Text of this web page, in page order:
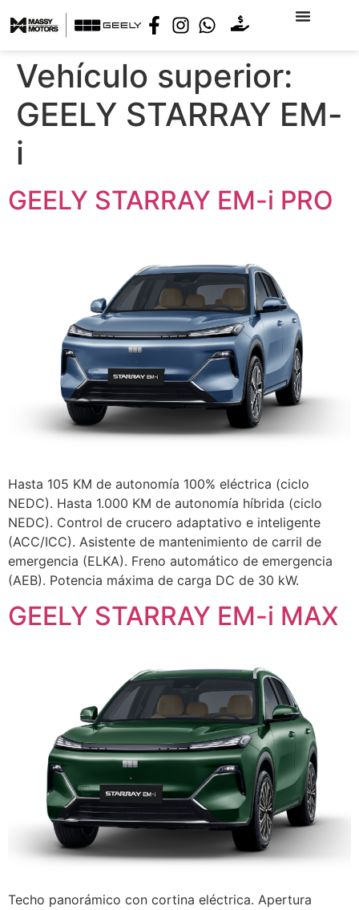
Vehículo superior:
GEELY STARRAY EM-
i
GEELY STARRAY EM-i PRO
Hasta 105 KM de autonomía 100% eléctrica (ciclo
NEDC). Hasta 1.000 KM de autonomía híbrida (ciclo
NEDC). Control de crucero adaptativo e inteligente
(ACC/ICC). Asistente de mantenimiento de carril de
emergencia (ELKA). Freno automático de emergencia
(AEB). Potencia máxima de carga DC de 30 kW.
GEELY STARRAY EM-i MAX
Techo panorámico con cortina eléctrica. Apertura